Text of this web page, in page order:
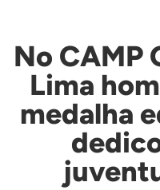
No CAMP
Lima
medalha